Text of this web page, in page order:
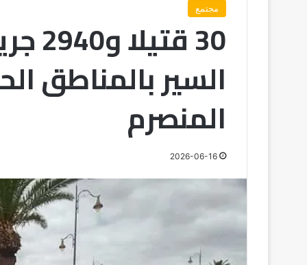
مجتمع
30
السير بالمناطق
المنصرم
2026-06-16